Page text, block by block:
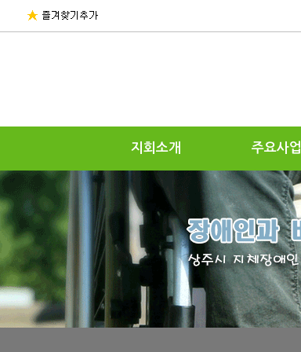
지회소개 주요사업